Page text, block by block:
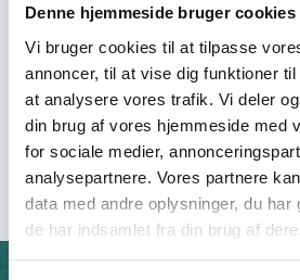
Denne hjemmeside bruger cookies
Vi bruger cookies til at tilpasse
annoncer, til at vise dig funktioner
at analysere vores trafik. Vi deler
din brug af vores hjemmeside med
for sociale medier,
analysepartnere. Vores partnere
data med andre oplysninger, du har
de har indsamlet fra din brug af
Organisation: